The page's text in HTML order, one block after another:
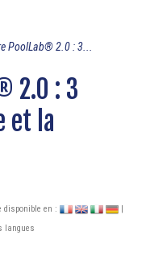
PoolLab® 2.0 : 3...
2.0 : 3
et la
disponible en :
langues